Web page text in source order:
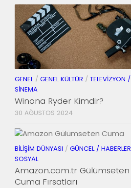
GENEL/ GENEL KÜLTÜR / TELEVIZYON /
SINEMA
Winona Ryder Kimdir?
30 AĞUSTOS 2024
BILIŞIM DÜNYASI / GÜNCEL / HABERLER
SOSYAL
Amazon.com.tr Gülümseten
Cuma Fırsatları